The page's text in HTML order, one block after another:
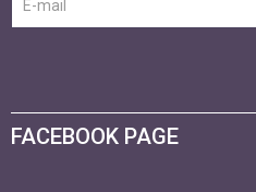
FACEBOOK PAGE